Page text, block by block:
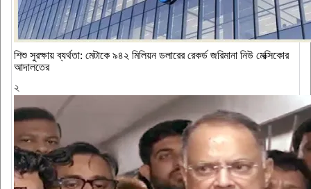
শিশু সুরক্ষায় ব্যর্থতা: মেটাকে ৯৪২ মিলিয়ন ডলারের রেকর্ড জরিমানা নিউ মেক্সিকোর
আদালতের
২